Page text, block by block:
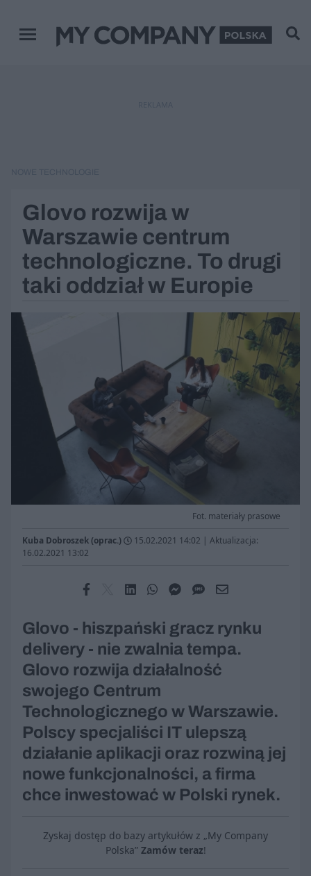
Menu główne
Glovo rozwija w
Warszawie centrum
technologiczne. To drugi
taki oddział w Europie
Fot. materiały prasowe
Kuba Dobroszek (oprac.) 15.02.2021 14:02 | Aktualizacja:
16.02.2021 13:02
Glovo - hiszpański gracz rynku
delivery - nie zwalnia tempa.
Glovo rozwija działalność
swojego Centrum
Technologicznego w Warszawie.
Polscy specjaliści IT ulepszą
działanie aplikacji oraz rozwiną jej
nowe funkcjonalności, a firma
chce inwestować w Polski rynek.
Zyskaj dostęp do bazy artykułów z „My Company
Polska” Zamów teraz!